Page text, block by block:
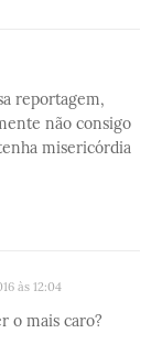
reportagem,
não consigo
misericórdia
às 12:04
o mais caro?